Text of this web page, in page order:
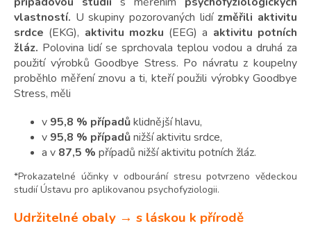
vlastností. U skupiny pozorovaných lidí změřili aktivitu
srdce (EKG), aktivitu mozku (EEG) a aktivitu potních
žláz. Polovina lidí se sprchovala teplou vodou a druhá za
použití výrobků Goodbye Stress. Po návratu z koupelny
proběhlo měření znovu a ti, kteří použili výrobky Goodbye
Stress, měli
v 95,8 % případůklidnější hlavu,
v 95,8 % případůnižší aktivitu srdce,
a v 87,5 % případů nižší aktivitu potních žláz.
*Prokazatelné účinky v odbourání stresu potvrzeno vědeckou
studií Ústavu pro aplikovanou psychofyziologii.
Udržitelné obaly → s láskou k přírodě